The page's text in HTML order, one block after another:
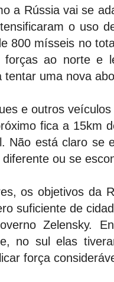
a Rússia vai se
o uso
800 mísseis no
forças ao norte e
tentar uma nova
e outros
fica a 15km
Não está claro se
ou se
os objetivos da
suficiente de
Zelensky.
no sul elas
força